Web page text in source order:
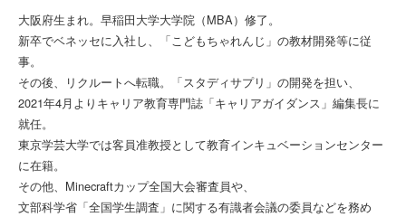
大阪府生まれ。早稲田大学大学院（MBA）修了。
新卒でベネッセに入社し、「こどもちゃれんじ」の教材開発等に従
事。
その後、リクルートへ転職。「スタディサプリ」の開発を担い、
2021年4月よりキャリア教育専門誌「キャリアガイダンス」編集長に
就任。
東京学芸大学では客員准教授として教育インキュベーションセンター
に在籍。
その他、Minecraftカップ全国大会審査員や、
文部科学省「全国学生調査」に関する有識者会議の委員などを務め